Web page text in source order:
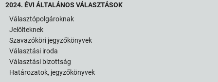
2024. ÉVI ÁLTALÁNOS VÁLASZTÁSOK
Választópolgároknak
Jelölteknek
Szavazóköri jegyzőkönyvek
Választási iroda
Választási bizottság
Határozatok, jegyzőkönyvek